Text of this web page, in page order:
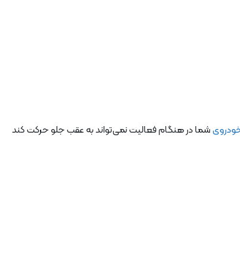
شما در هنگام فعالیت نمی‌تواند به عقب جلو حرکت کند